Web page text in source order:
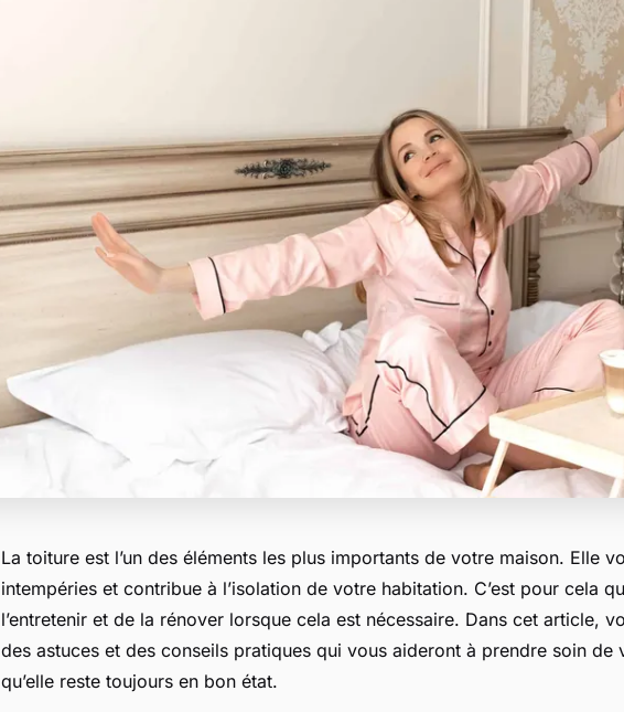
La toiture est l’un des éléments les plus importants de votre maison. Elle
intempéries et contribue à l’isolation de votre habitation. C’est pour cela
l’entretenir et de la rénover lorsque cela est nécessaire. Dans cet article,
des astuces et des conseils pratiques qui vous aideront à prendre soin de
qu’elle reste toujours en bon état.